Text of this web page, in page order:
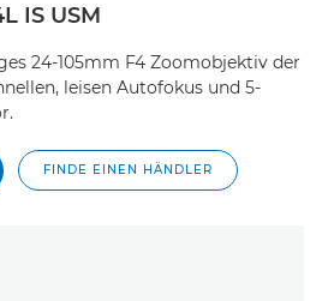
IS USM
24-105mm F4 Zoomobjektiv der
leisen Autofokus und 5-
FINDE EINEN HÄNDLER